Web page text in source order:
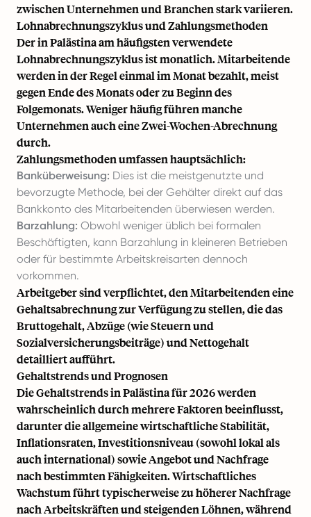
zwischen Unternehmen und Branchen stark variieren.
Lohnabrechnungszyklus und Zahlungsmethoden
Der in Palästina am häufigsten verwendete
Lohnabrechnungszyklus ist monatlich. Mitarbeitende
werden in der Regel einmal im Monat bezahlt, meist
gegen Ende des Monats oder zu Beginn des
Folgemonats. Weniger häufig führen manche
Unternehmen auch eine Zwei-Wochen-Abrechnung
durch.
Zahlungsmethoden umfassen hauptsächlich:
Banküberweisung: Dies ist die meistgenutzte und
bevorzugte Methode, bei der Gehälter direkt auf das
Bankkonto des Mitarbeitenden überwiesen werden.
Barzahlung: Obwohl weniger üblich bei formalen
Beschäftigten, kann Barzahlung in kleineren Betrieben
oder für bestimmte Arbeitskreisarten dennoch
vorkommen.
Arbeitgeber sind verpflichtet, den Mitarbeitenden eine
Gehaltsabrechnung zur Verfügung zu stellen, die das
Bruttogehalt, Abzüge (wie Steuern und
Sozialversicherungsbeiträge) und Nettogehalt
detailliert aufführt.
Gehaltstrends und Prognosen
Die Gehaltstrends in Palästina für 2026 werden
wahrscheinlich durch mehrere Faktoren beeinflusst,
darunter die allgemeine wirtschaftliche Stabilität,
Inflationsraten, Investitionsniveau (sowohl lokal als
auch international) sowie Angebot und Nachfrage
nach bestimmten Fähigkeiten. Wirtschaftliches
Wachstum führt typischerweise zu höherer Nachfrage
nach Arbeitskräften und steigenden Löhnen, während